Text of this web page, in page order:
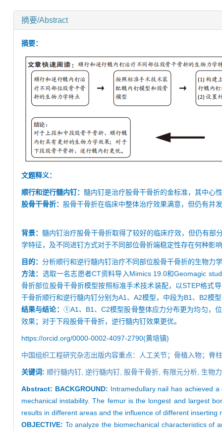
摘要/Abstract
摘要：
文题释义：
顺行和逆行髓内钉： 髓内钉是治疗股骨干骨折的金标准，其中
股骨干骨折： 股骨干骨折在临床中整体治疗效果满意，但仍有并
背景：髓内钉治疗股骨干骨折取得了较好的临床疗效，但仍有部
学特征，及不同进钉方式对于不同部位骨折端稳定性存在何种影
目的： 分析顺行和逆行髓内钉治疗不同部位股骨干骨折的生物力
方法： 选取一名志愿者CT资料导入Mimics 19.0和Geomagic
骨折部位股骨干骨折模型按照标准手术技术装配，以STEP格式
干骨折顺行和逆行髓内钉分别为A1、A2模型，中段为B1、B2模
结果与结论： ①A1、B1、C2模型股骨整体应力分布更为均匀，
效果；对于下段股骨干骨折，逆行髓内钉效果更优。
https://orcid.org/0000-0002-4097-2790(黄培镇)
中国组织工程研究杂志出版内容重点：人工关节；骨植入物；脊
关键词: 顺行髓内钉, 逆行髓内钉, 股骨干骨折, 有限元分析, 生物
Abstract: BACKGROUND: Intramedullary nail has achieved
mechanical instability. The femur is the longest and largest
results in different areas and the influence of different
OBJECTIVE: To analyze the biomechanical characteristics of